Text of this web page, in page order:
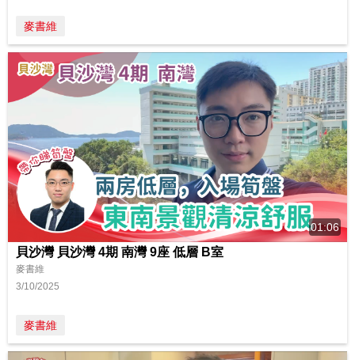
麥書維
01:06
貝沙灣 貝沙灣 4期 南灣 9座 低層 B室
麥書維
3/10/2025
麥書維